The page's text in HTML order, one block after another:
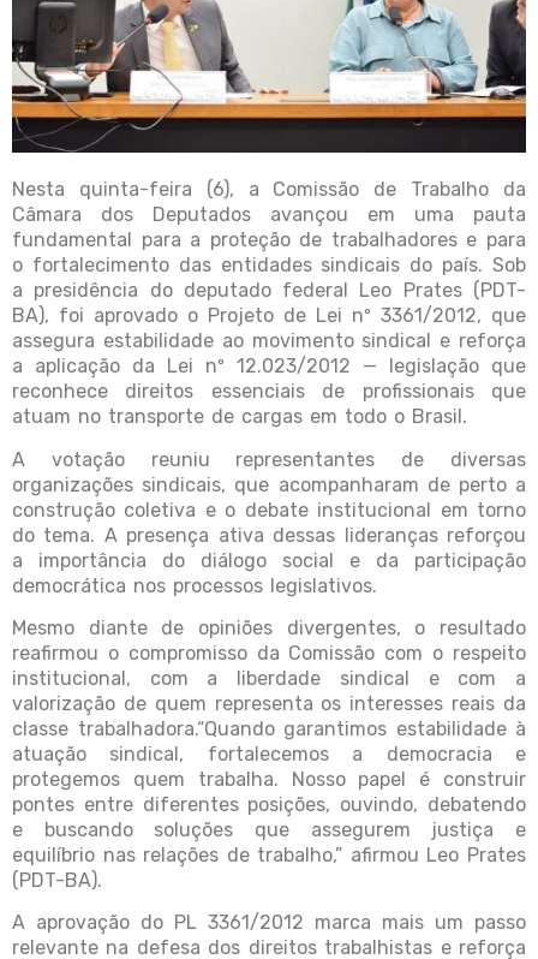
Nesta quinta-feira (6), a Comissão de Trabalho da
Câmara dos Deputados avançou em uma pauta
fundamental para a proteção de trabalhadores e para
o fortalecimento das entidades sindicais do país. Sob
a presidência do deputado federal Leo Prates (PDT-
BA), foi aprovado o Projeto de Lei nº 3361/2012, que
assegura estabilidade ao movimento sindical e reforça
a aplicação da Lei nº 12.023/2012 — legislação que
reconhece direitos essenciais de profissionais que
atuam no transporte de cargas em todo o Brasil.
A votação reuniu representantes de diversas
organizações sindicais, que acompanharam de perto a
construção coletiva e o debate institucional em torno
do tema. A presença ativa dessas lideranças reforçou
a importância do diálogo social e da participação
democrática nos processos legislativos.
Mesmo diante de opiniões divergentes, o resultado
reafirmou o compromisso da Comissão com o respeito
institucional, com a liberdade sindical e com a
valorização de quem representa os interesses reais da
classe trabalhadora.“Quando garantimos estabilidade à
atuação sindical, fortalecemos a democracia e
protegemos quem trabalha. Nosso papel é construir
pontes entre diferentes posições, ouvindo, debatendo
e buscando soluções que assegurem justiça e
equilíbrio nas relações de trabalho,” afirmou Leo Prates
(PDT-BA).
A aprovação do PL 3361/2012 marca mais um passo
relevante na defesa dos direitos trabalhistas e reforça